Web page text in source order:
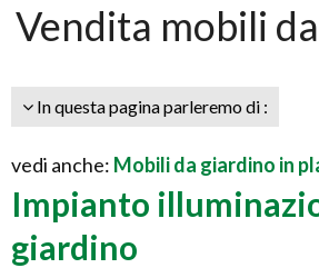
Vendita mobili
In questa pagina parleremo di :
vedi anche: Mobili da giardino in
Impianto
giardino